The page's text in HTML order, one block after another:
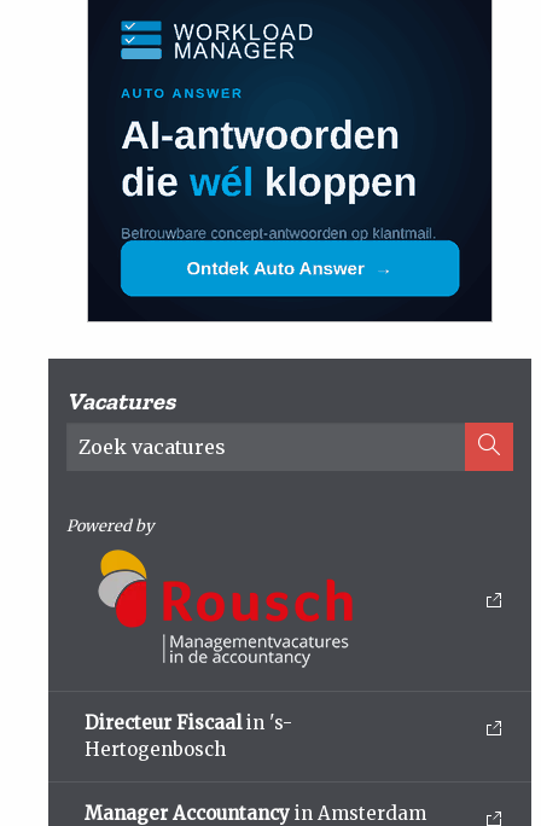
Vacatures
Powered by
Directeur Fiscaalin 's-
Hertogenbosch
Manager Accountancy in Amsterdam